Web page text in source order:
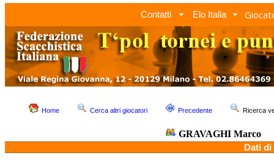
Contatti Elo Italia
Home Cerca altri giocatori Precedente Ricerca
GRAVAGHI Marco
Dati di